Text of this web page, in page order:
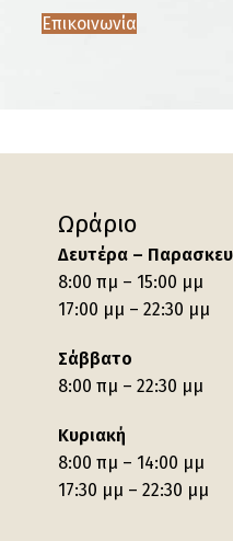
Επικοινωνία
Ωράριο
Δευτέρα –
8:00 πμ – 15:00 μμ
17:00 μμ – 22:30 μμ
Σάββατο
8:00 πμ – 22:30 μμ
Κυριακή
8:00 πμ – 14:00 μμ
17:30 μμ – 22:30 μμ